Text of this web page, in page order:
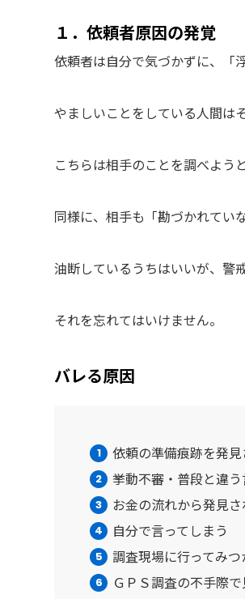
１．依頼者原因の発覚
依頼者は自分で気づかずに、「
やましいことをしている人間は
こちらは相手のことを調べよう
同様に、相手も「勘づかれてい
油断しているうちはいいが、警
それを忘れてはいけません。
バレる原因
依頼の準備痕跡を発見
挙動不審・普段と違
お金の流れから発見さ
自分で言ってしまう
調査現場に行ってみつ
ＧＰＳ調査の不手際